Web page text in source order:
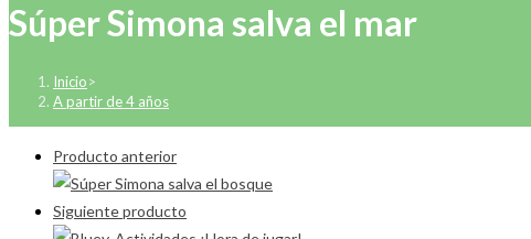
Súper Simona salva el mar
Inicio>
A partir de 4 años
Producto anterior
Siguiente producto